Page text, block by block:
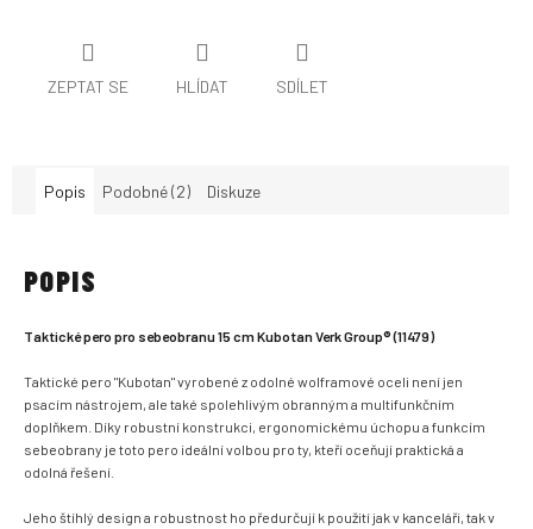
ZEPTAT SE HLÍDAT SDÍLET
Popis Podobné (2) Diskuze
POPIS
Taktické pero pro sebeobranu 15 cm Kubotan Verk Group® (11479)
Taktické pero "Kubotan" vyrobené z odolné wolframové oceli není jen
psacím nástrojem, ale také spolehlivým obranným a multifunkčním
doplňkem. Díky robustní konstrukci, ergonomickému úchopu a funkcím
sebeobrany je toto pero ideální volbou pro ty, kteří oceňují praktická a
odolná řešení.
Jeho štíhlý design a robustnost ho předurčují k použití jak v kanceláři, tak v